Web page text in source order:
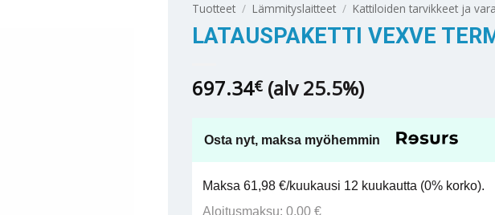
Tuotteet / Lämmityslaitteet / Kattiloiden tarvikkeet ja
LATAUSPAKETTI VEXVE
697.34€ (alv 25.5%)
Osta nyt, maksa myöhemmin
Maksa 61,98 €/kuukausi 12 kuukautta (0% korko).
Aloitusmaksu: 0,00 €